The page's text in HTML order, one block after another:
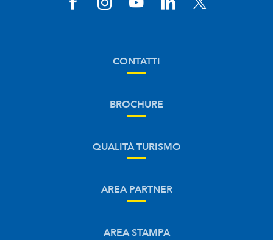
CONTATTI
BROCHURE
QUALITÀ TURISMO
AREA PARTNER
AREA STAMPA